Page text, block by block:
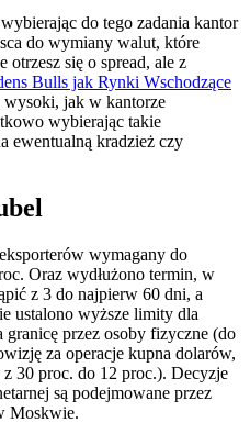
do tego zadania kantor
do wymiany walut, które
otrzesz się o spread, ale z
Bulls jak Rynki Wschodzące
wysoki, jak w kantorze
wybierając takie
ewentualną kradzież czy
wymagany do
Oraz wydłużono termin, w
z 3 do najpierw 60 dni, a
ustalono wyższe limity dla
przez osoby fizyczne (do
za operacje kupna dolarów,
30 proc. do 12 proc.). Decyzje
są podejmowane przez
Moskwie.